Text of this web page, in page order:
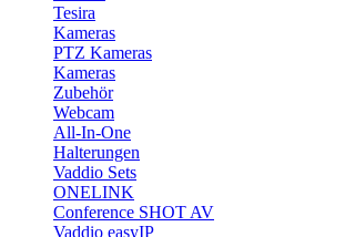
Tesira
Kameras
PTZ Kameras
Kameras
Zubehör
Webcam
All-In-One
Halterungen
Vaddio Sets
ONELINK
Conference SHOT AV
Vaddio easyIP